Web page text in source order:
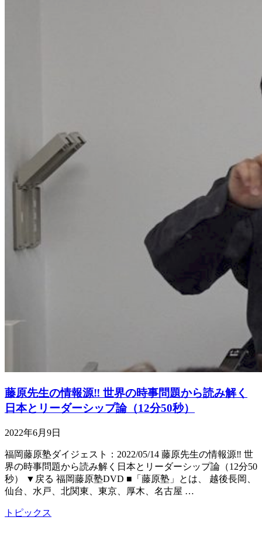
藤原先生の情報源‼ 世界の時事問題から読み解く
日本とリーダーシップ論（12分50秒）
2022年6月9日
福岡藤原塾ダイジェスト：2022/05/14 藤原先生の情報源‼ 世
界の時事問題から読み解く日本とリーダーシップ論（12分50
秒） ▼戻る 福岡藤原塾DVD ■「藤原塾」とは、 越後長岡、
仙台、水戸、北関東、東京、厚木、名古屋 …
トピックス